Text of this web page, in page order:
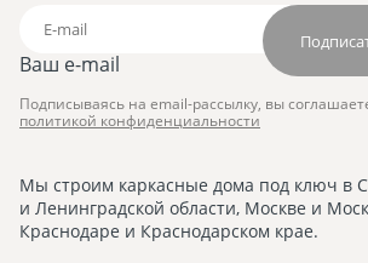
Ваш e-mail
Подписываясь на email-рассылку, вы
политикой конфиденциальности
Мы строим каркасные дома под ключ в
и Ленинградской области, Москве и
Краснодаре и Краснодарском крае.
Было до 1 октября
Не требовалось
Станет с 1 октября
В течение 271дня после
Оставить заявку